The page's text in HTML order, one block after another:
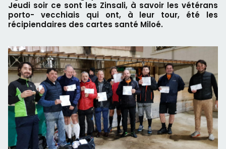
Jeudi soir ce sont les Zinsali, à savoir les vétérans
porto- vecchiais qui ont, à leur tour, été les
récipiendaires des cartes santé Miloé.